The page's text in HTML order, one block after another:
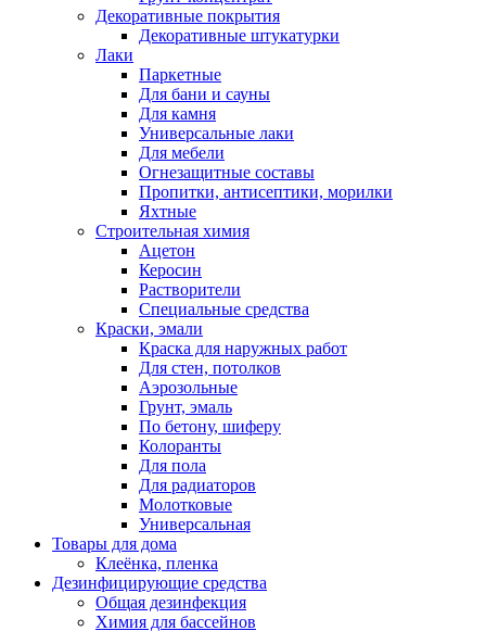
Декоративные покрытия
Декоративные штукатурки
Лаки
Паркетные
Для бани и сауны
Для камня
Универсальные лаки
Для мебели
Огнезащитные составы
Пропитки, антисептики, морилки
Яхтные
Строительная химия
Ацетон
Керосин
Растворители
Специальные средства
Краски, эмали
Краска для наружных работ
Для стен, потолков
Аэрозольные
Грунт, эмаль
По бетону, шиферу
Колоранты
Для пола
Для радиаторов
Молотковые
Универсальная
Товары для дома
Клеёнка, пленка
Дезинфицирующие средства
Общая дезинфекция
Химия для бассейнов